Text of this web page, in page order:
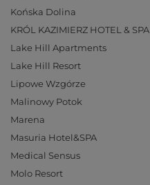
Końska Dolina
KRÓL KAZIMIERZ HOTEL & SPA
Lake Hill Apartments
Lake Hill Resort
Lipowe Wzgórze
Malinowy Potok
Marena
Masuria Hotel&SPA
Medical Sensus
Molo Resort